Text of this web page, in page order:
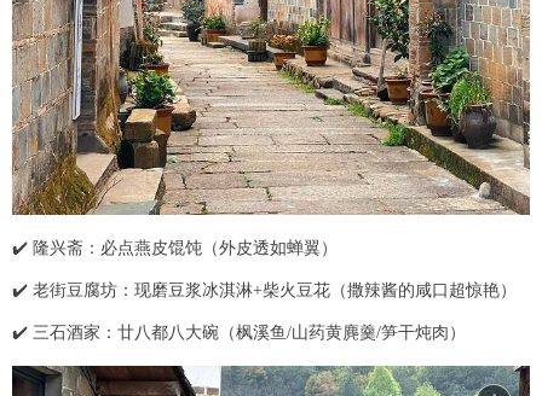
✔️ 隆兴斋：必点燕皮馄饨（外皮透如蝉翼）
✔️ 老街豆腐坊：现磨豆浆冰淇淋+柴火豆花（撒辣酱的咸口超惊艳）
✔️ 三石酒家：廿八都八大碗（枫溪鱼/山药黄麂羹/笋干炖肉）